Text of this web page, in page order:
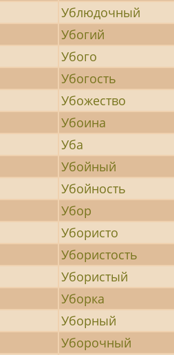
Ублюдочный
Убогий
Убого
Убогость
Убожество
Убоина
Уба
Убойный
Убойность
Убор
Убористо
Убористость
Убористый
Уборка
Уборный
Уборочный